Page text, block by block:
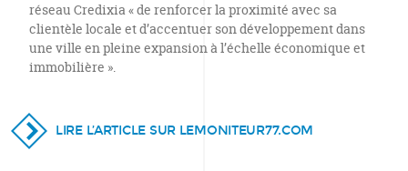
réseau Credixia « de renforcer la proximité avec sa
clientèle locale et d’accentuer son développement dans
une ville en pleine expansion à l’échelle économique et
immobilière ».
LIRE L’ARTICLE SUR LEMONITEUR77.COM